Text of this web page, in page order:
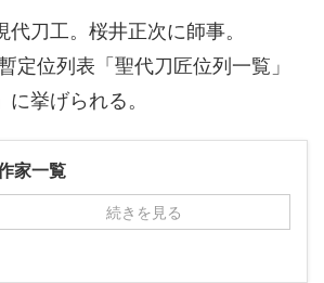
代刀工。桜井正次に師事。
定位列表「聖代刀匠位列一覧」
挙げられる。
家一覧
続きを見る